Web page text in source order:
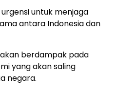
untuk menjaga
antara Indonesia dan
berdampak pada
yang akan saling
negara.